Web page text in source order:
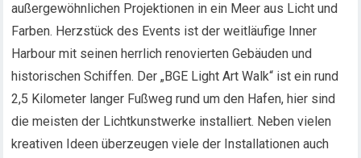
außergewöhnlichen Projektionen in ein Meer aus Licht und
Farben. Herzstück des Events ist der weitläufige Inner
Harbour mit seinen herrlich renovierten Gebäuden und
historischen Schiffen. Der „BGE Light Art Walk“ ist ein rund
2,5 Kilometer langer Fußweg rund um den Hafen, hier sind
die meisten der Lichtkunstwerke installiert. Neben vielen
kreativen Ideen überzeugen viele der Installationen auch